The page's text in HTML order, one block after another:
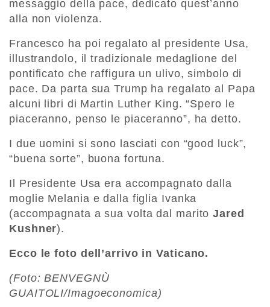
messaggio della pace, dedicato quest’anno
alla non violenza.
Francesco ha poi regalato al presidente Usa,
illustrandolo, il tradizionale medaglione del
pontificato che raffigura un ulivo, simbolo di
pace. Da parta sua Trump ha regalato al Papa
alcuni libri di Martin Luther King. “Spero le
piaceranno, penso le piaceranno”, ha detto.
I due uomini si sono lasciati con “good luck”,
“buena sorte”, buona fortuna.
Il Presidente Usa era accompagnato dalla
moglie Melania e dalla figlia Ivanka
(accompagnata a sua volta dal maritoJared
Kushner).
Ecco le foto dell’arrivo in Vaticano.
(Foto: BENVEGNÙ
GUAITOLI/Imagoeconomica)